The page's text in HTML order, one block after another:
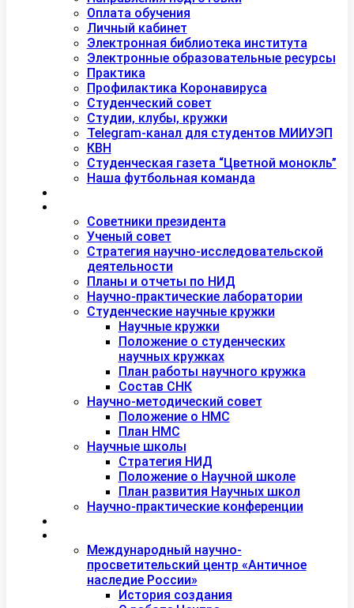
Оплата обучения
Личный кабинет
Электронная библиотека института
Электронные образовательные ресурсы
Практика
Профилактика Коронавируса
Студенческий совет
Студии, клубы, кружки
Telegram-канал для студентов МИИУЭП
КВН
Студенческая газета “Цветной монокль”
Наша футбольная команда
Советники президента
Ученый совет
Стратегия научно-исследовательской
деятельности
Планы и отчеты по НИД
Научно-практические лаборатории
Студенческие научные кружки
Научные кружки
Положение о студенческих
научных кружках
План работы научного кружка
Состав СНК
Научно-методический совет
Положение о НМС
План НМС
Научные школы
Стратегия НИД
Положение о Научной школе
План развития Научных школ
Научно-практические конференции
Международный научно-
просветительский центр «Античное
наследие России»
История создания